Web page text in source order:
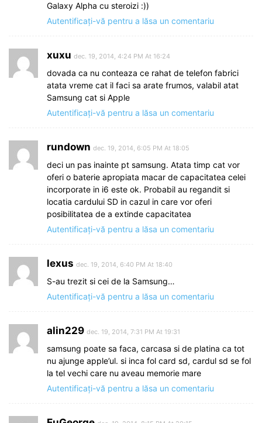
Galaxy Alpha cu steroizi :))
Autentificați-vă pentru a lăsa un comentariu
xuxu dec. 19, 2014, 4:24 PM At 16:24
dovada ca nu conteaza ce rahat de telefon fabrici
atata vreme cat il faci sa arate frumos, valabil atat
Samsung cat si Apple
Autentificați-vă pentru a lăsa un comentariu
rundown dec. 19, 2014, 6:05 PM At 18:05
deci un pas inainte pt samsung. Atata timp cat vor
oferi o baterie apropiata macar de capacitatea celei
incorporate in i6 este ok. Probabil au regandit si
locatia cardului SD in cazul in care vor oferi
posibilitatea de a extinde capacitatea
Autentificați-vă pentru a lăsa un comentariu
lexus dec. 19, 2014, 6:40 PM At 18:40
S-au trezit si cei de la Samsung…
Autentificați-vă pentru a lăsa un comentariu
alin229 dec. 19, 2014, 7:31 PM At 19:31
samsung poate sa faca, carcasa si de platina ca tot
nu ajunge apple’ul. si inca fol card sd, cardul sd se fol
la tel vechi care nu aveau memorie mare
Autentificați-vă pentru a lăsa un comentariu